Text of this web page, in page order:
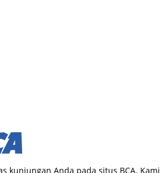
kunjungan Anda pada situs BCA. Kami